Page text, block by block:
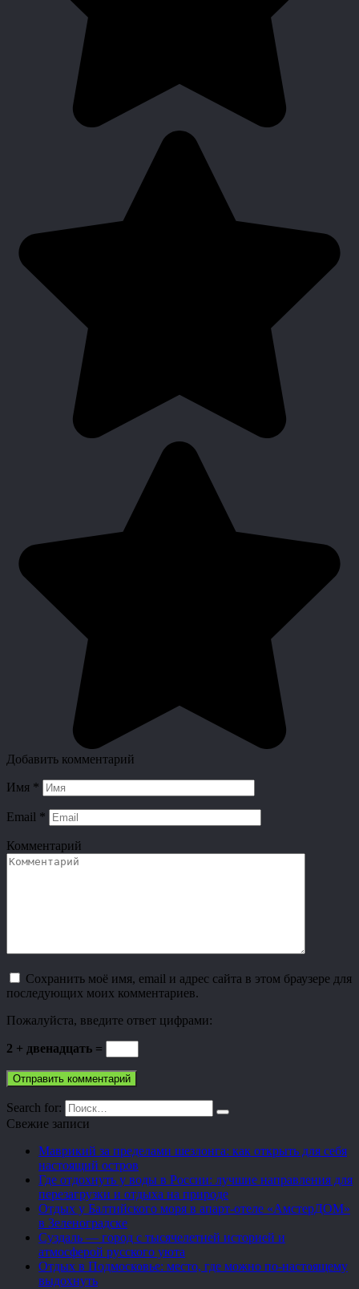
Добавить комментарий
Имя *
Email *
Комментарий
Сохранить моё имя, email и адрес сайта в этом браузере для
последующих моих комментариев.
Пожалуйста, введите ответ цифрами:
2 + двенадцать =
Search for:
Свежие записи
Маврикий за пределами шезлонга: как открыть для себя
настоящий остров
Где отдохнуть у воды в России: лучшие направления для
перезагрузки и отдыха на природе
Отдых у Балтийского моря в апарт-отеле «АмстерДОМ»
в Зеленоградске
Суздаль — город с тысячелетней историей и
атмосферой русского уюта
Отдых в Подмосковье: место, где можно по-настоящему
выдохнуть